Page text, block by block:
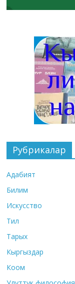
Рубрикалар
Адабият
Билим
Искусство
Тил
Тарых
Кыргыздар
Коом